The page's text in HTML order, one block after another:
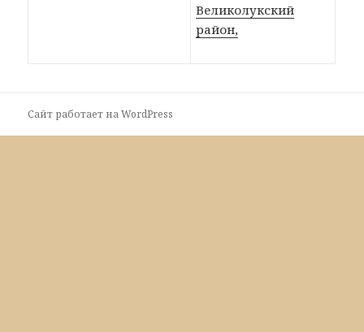
Великолукский
район,
Сайт работает на WordPress